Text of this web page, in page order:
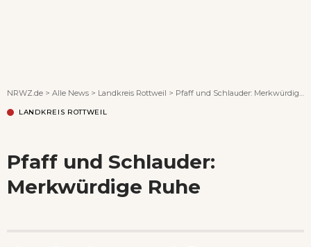
NRWZ.de > Alle News > Landkreis Rottweil > Pfaff und Schlauder: Merkwürdige Ruhe
LANDKREIS ROTTWEIL
Pfaff und Schlauder:
Merkwürdige Ruhe